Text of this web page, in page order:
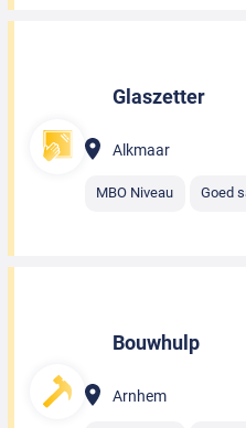
Glaszetter
Alkmaar
MBO Niveau Goed
Bouwhulp
Arnhem